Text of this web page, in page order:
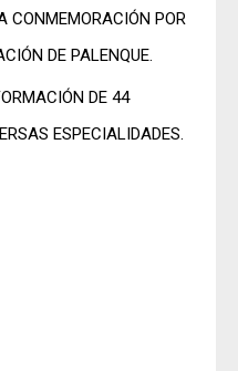
CONMEMORACIÓN POR
DE PALENQUE.
DE 44
ESPECIALIDADES.